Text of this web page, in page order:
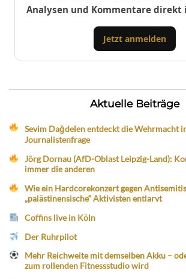
Analysen und Kommentare direkt
Jetzt anmelden
Aktuelle Beiträge
Sevim Dağdelen entdeckt die Wehrmacht
Journalistenfrage
Jörg Dornau (AfD-Oblast Leipzig-Land):
immer die anderen
Wie ein Hardcorekonzert gegen
„palästinensische“ Aktivisten entlarvt
Coffins live in Köln
Der Ruhrpilot
Mehr Reichweite mit demselben Akku –
zum rollenden Fitnessstudio wird